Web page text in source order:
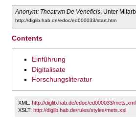
Anonym: Theatrvm De Veneficis. Unter
http://diglib.hab.de/edoc/ed000033/start.htm
Contents
Einführung
Digitalisate
Forschungsliteratur
XML: http://diglib.hab.de/edoc/ed000033/mets.xml
XSLT:http://diglib.hab.de/rules/styles/mets.xsl